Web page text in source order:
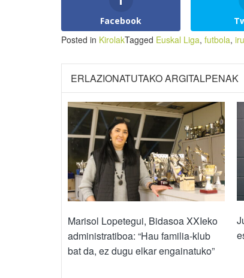
Facebook
Posted in KirolakTagged Euskal Liga, futbola,
ERLAZIONATUTAKO ARGITALPENAK
Marisol Lopetegui, Bidasoa XXIeko
administratiboa: “Hau familia-klub
bat da, ez dugu elkar engainatuko”